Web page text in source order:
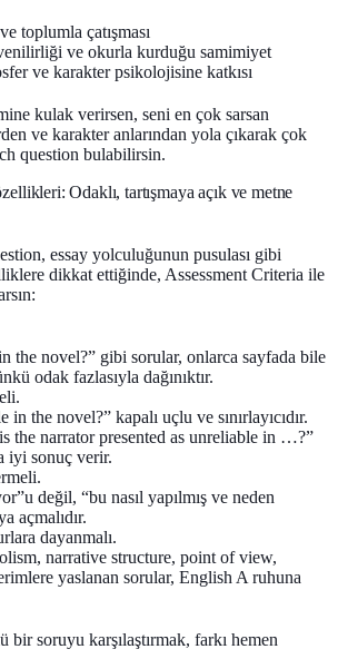
toplumla çatışması
ve okurla kurduğu samimiyet
ve karakter psikolojisine katkısı
kulak verirsen, seni en çok sarsan
ve karakter anlarından yola çıkarak çok
question bulabilirsin.
Odaklı, tartışmaya açık ve metne
essay yolculuğunun pusulası gibi
dikkat ettiğinde, Assessment Criteria ile
the novel?” gibi sorular, onlarca sayfada bile
odak fazlasıyla dağınıktır.
the novel?” kapalı uçlu ve sınırlayıcıdır.
the narrator presented as unreliable in …?”
iyi sonuç verir.
değil, “bu nasıl yapılmış ve neden
açmalıdır.
dayanmalı.
narrative structure, point of view,
yaslanan sorular, English A ruhuna
bir soruyu karşılaştırmak, farkı hemen